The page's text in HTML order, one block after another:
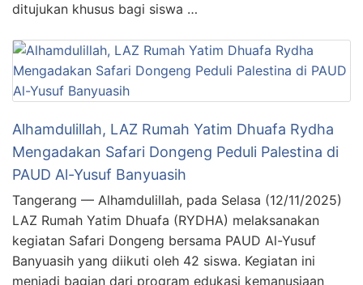
ditujukan khusus bagi siswa …
Alhamdulillah, LAZ Rumah Yatim Dhuafa Rydha
Mengadakan Safari Dongeng Peduli Palestina di
PAUD Al-Yusuf Banyuasih
Tangerang — Alhamdulillah, pada Selasa (12/11/2025)
LAZ Rumah Yatim Dhuafa (RYDHA) melaksanakan
kegiatan Safari Dongeng bersama PAUD Al-Yusuf
Banyuasih yang diikuti oleh 42 siswa. Kegiatan ini
menjadi bagian dari program edukasi kemanusiaan